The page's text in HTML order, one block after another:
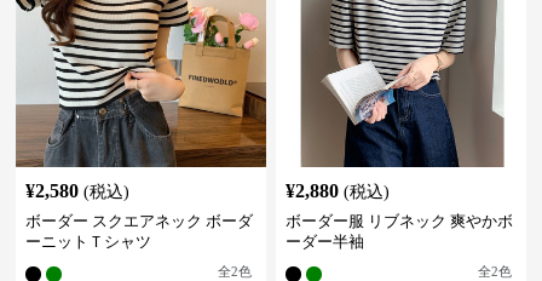
¥2,580 (税込)
ボーダー スクエアネック ボーダ
ーニットＴシャツ
全2色
¥2,880 (税込)
ボーダー服 リブネック 爽やかボ
ーダー半袖
全2色